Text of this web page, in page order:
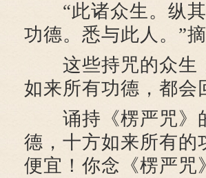
“此诸众生。纵其
功德。悉与此人。”
这些持咒的众生
如来所有功德，都会
诵持《楞严咒》
德，十方如来所有的
便宜！你念《楞严咒